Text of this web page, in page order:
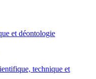
et déontologie
technique et